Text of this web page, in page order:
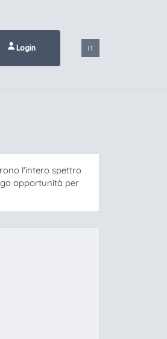
Login IT
l'intero spettro
opportunità per